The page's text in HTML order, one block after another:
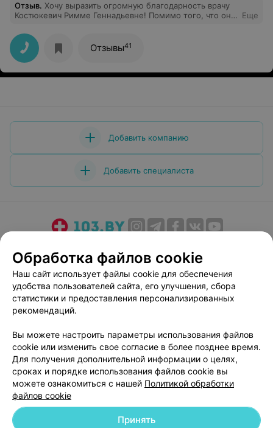
Отзыв. Хочу выразить огромную благодарность врачу
Костюкевич Римме Геннадьевне! Помимо того, что она
еще и очень отзывчивый, приятный, чуткий человек..
Огромное спасибо, что Вы приняли нас , точнее мою
дочку с ее экстренным случаем, вне очереди, ради нас
раньше начали свой рабочий день, не отказали нам, за
ваше терпение, выдержку и доброжелательность!
Еще
Отзывы41
Добавить компанию
Добавить специалиста
Медицинский маркетинг
Публичный договор
Пользовательское соглашение
Способы оплаты
Вакансии
Партнеры
Написать руководителю 103.by
Персональные настройки cookie
Обработка персональных данных
Обработка файлов cookie
Наш сайт использует файлы cookie для обеспечения
удобства пользователей сайта, его улучшения, сбора
статистики и предоставления персонализированных
рекомендаций.
Вы можете настроить параметры использования файлов
cookie или изменить свое согласие в более позднее время.
Для получения дополнительной информации о целях,
сроках и порядке использования файлов cookie вы
можете ознакомиться с нашей Политикой обработки
файлов cookie
Принять